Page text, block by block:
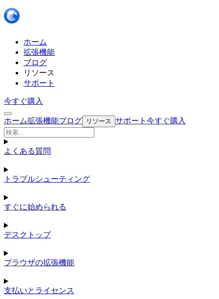
ホーム
拡張機能
ブログ
リソース
サポート
今すぐ購入
ホーム拡張機能ブログ リソース サポート 今すぐ購入
よくある質問
トラブルシューティング
すぐに始められる
デスクトップ
ブラウザの拡張機能
支払いとライセンス